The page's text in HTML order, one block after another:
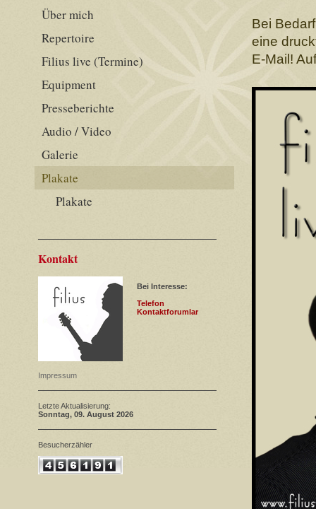
Bei
eine
E-Mail!
Über mich
Repertoire
Filius live (Termine)
Equipment
Presseberichte
Audio / Video
Galerie
Plakate
Plakate
Kontakt
Bei Interesse:
Telefon
Kontaktforumlar
Impressum
Letzte Aktualisierung:
Sonntag, 09. August 2026
Besucherzähler